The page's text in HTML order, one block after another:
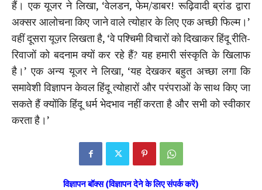
हैं। एक यूजर ने लिखा, ‘वेलडन, फेम/डाबर! रूढ़िवादी ब्रांड द्वारा
अक्सर आलोचना किए जाने वाले त्योहार के लिए एक अच्छी फिल्म।’
वहीं दूसरा यूज़र लिखता है, ‘वे पश्चिमी विचारों को दिखाकर हिंदू रीति-
रिवाजों को बदनाम क्यों कर रहे हैं? यह हमारी संस्कृति के खिलाफ
है।’ एक अन्य यूजर ने लिखा, ‘यह देखकर बहुत अच्छा लगा कि
समावेशी विज्ञापन केवल हिंदू त्योहारों और परंपराओं के साथ किए जा
सकते हैं क्योंकि हिंदू धर्म भेदभाव नहीं करता है और सभी को स्वीकार
करता है।’
विज्ञापन बॉक्स (विज्ञापन देने के लिए संपर्क करें)